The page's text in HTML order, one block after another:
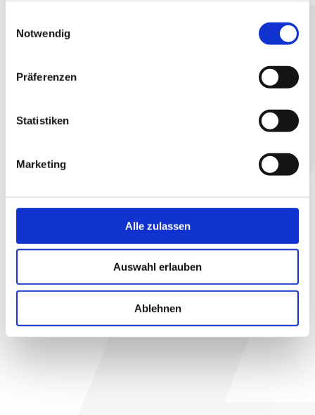
Notwendig
Präferenzen
Statistiken
Marketing
Alle zulassen
Auswahl erlauben
Ablehnen